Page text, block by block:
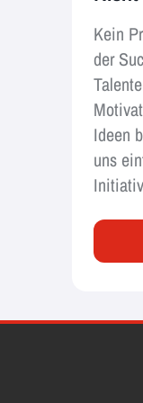
Kein
der
Ideen
uns